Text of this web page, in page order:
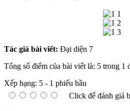
Tác giả bài viết: Đại diện 7
Tổng số điểm của bài viết là: 5 trong 1
Xếp hạng: 5 - 1 phiếu bầu
Click để đánh giá